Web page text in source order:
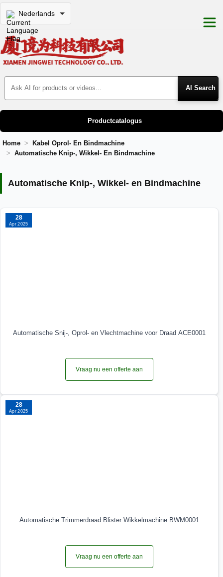
Nederlands
Search Products
Productcatalogus
Home
Kabel Oprol- En Bindmachine
Automatische Knip-, Wikkel- En Bindmachine
Automatische Knip-, Wikkel- en Bindmachine
28
Apr 2025
Automatische Snij-, Oprol- en Vlechtmachine voor Draad ACE0001
Vraag nu een offerte aan
28
Apr 2025
Automatische Trimmerdraad Blister Wikkelmachine BWM0001
Vraag nu een offerte aan